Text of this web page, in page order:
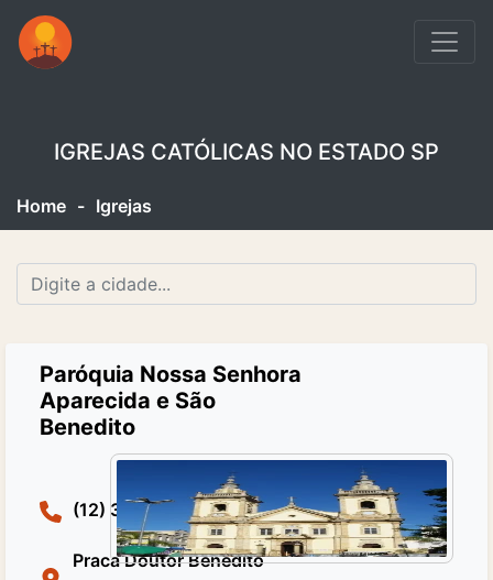
IGREJAS CATÓLICAS NO ESTADO SP
Home - Igrejas
Paróquia Nossa Senhora
Aparecida e São
Benedito
(12) 3105-1502
Praca Doutor Benedito